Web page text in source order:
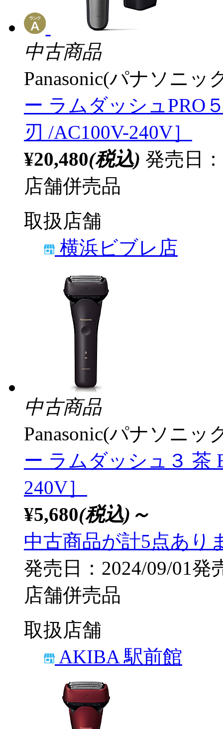
中古商品
Panasonic(パナソニッ
ー ラムダッシュPRO
刃 /AC100V-240V］
¥20,480(税込) 発売日
店舗併売品
取扱店舗
横浜ビブレ店
中古商品
Panasonic(パナソニッ
ー ラムダッシュ３ 茶
240V］
¥5,680(税込)～
中古商品が計5点あり
発売日：2024/09/01発
店舗併売品
取扱店舗
AKIBA 駅前館